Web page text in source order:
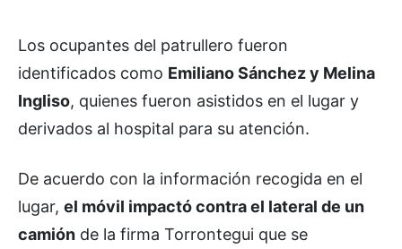
Los ocupantes del patrullero fueron
identificados como Emiliano Sánchez y Melina
Ingliso, quienes fueron asistidos en el lugar y
derivados al hospital para su atención.
De acuerdo con la información recogida en el
lugar, el móvil impactó contra el lateral de un
camión de la firma Torrontegui que se